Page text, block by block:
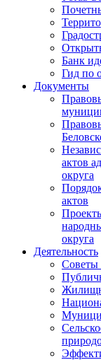
Банк
Гид по
Документы
актов
округа
актов
округа
Деятельность
Советы